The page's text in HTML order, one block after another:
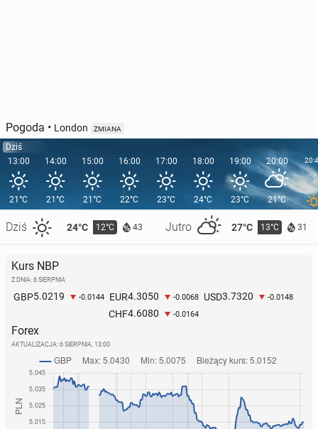
Pogoda • London ZMIANA
Dziś
13:00
21°C
Dziś 24°C 12°C 43 Jutro 27°C 13°C 31
14:00
21°C
15:00
21°C
16:00
22°C
17:00
23°C
18:00
24°C
19:00
23°C
20:00
21°C
Kurs NBP
Z DNIA: 6 SIERPNIA
GBP5.0219 -0.0144 EUR4.3050 -0.0068 USD3.7320 -0.0148
CHF4.6080 -0.0164
Forex
AKTUALIZACJA: 6 SIERPNIA, 13:00